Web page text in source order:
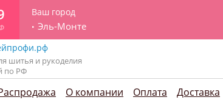
Ваш город
Эль-Монте
шитья и рукоделия
по РФ
О компании Оплата Доставка